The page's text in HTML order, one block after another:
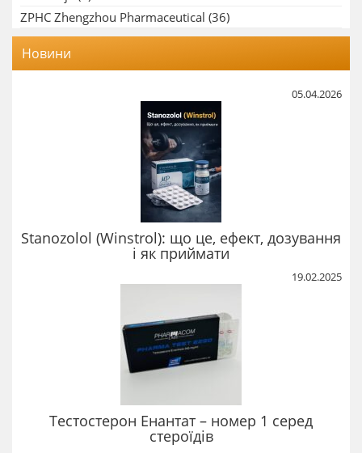
ZPHC Zhengzhou Pharmaceutical (36)
Новини
05.04.2026
Stanozolol (Winstrol): що це, ефект, дозування
і як приймати
19.02.2025
Тестостерон Енантат – номер 1 серед
стероїдів